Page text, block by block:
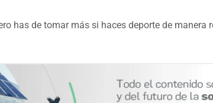
has de tomar más si haces deporte de manera